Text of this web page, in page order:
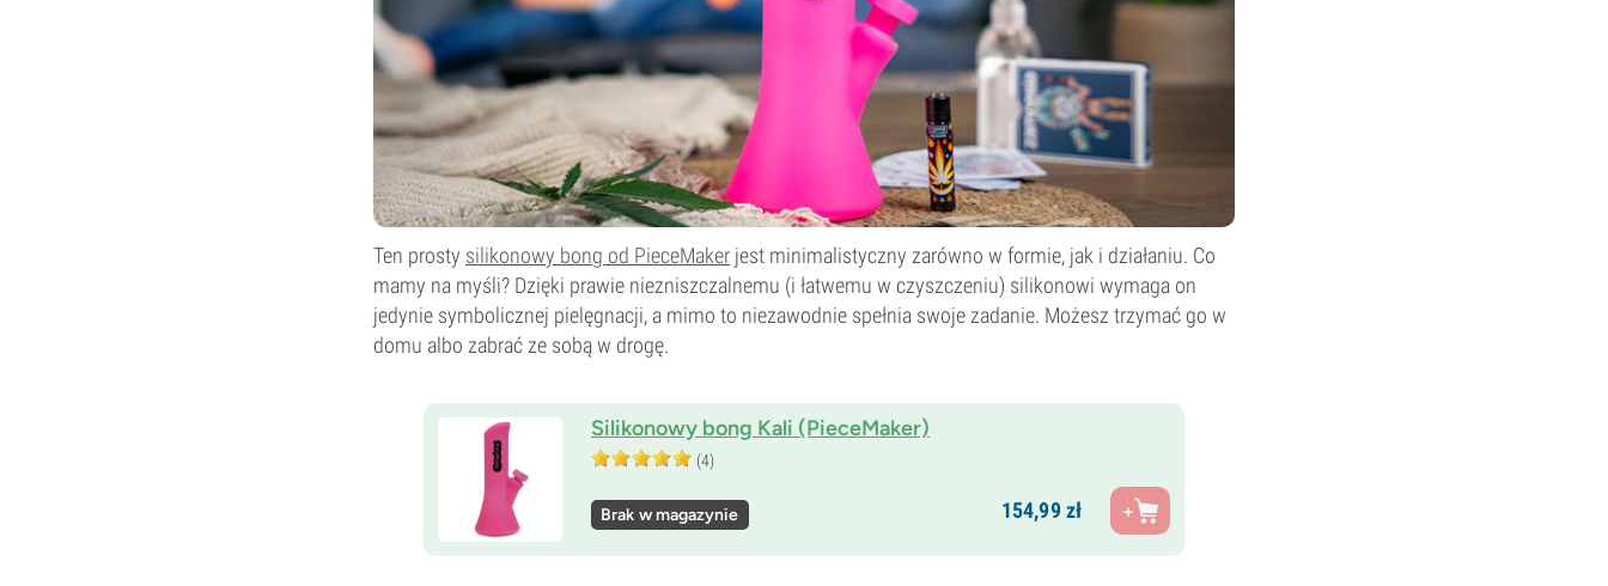
Ten prosty silikonowy bong od PieceMaker jest minimalistyczny zarówno w formie, jak i działaniu. Co
mamy na myśli? Dzięki prawie niezniszczalnemu (i łatwemu w czyszczeniu) silikonowi wymaga on
jedynie symbolicznej pielęgnacji, a mimo to niezawodnie spełnia swoje zadanie. Możesz trzymać go w
domu albo zabrać ze sobą w drogę.
Silikonowy bong Kali (PieceMaker)
(4)
Brak w magazynie 154,99zł